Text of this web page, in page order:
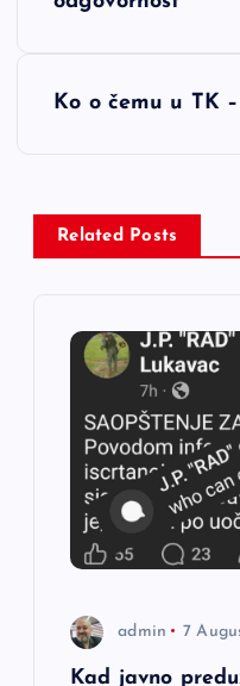
a
c
Ko o čemu u TK
Related Posts
admin 7
Kad javno